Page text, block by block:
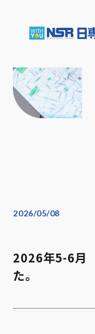
2026/05/08
2026年5-6月
た。